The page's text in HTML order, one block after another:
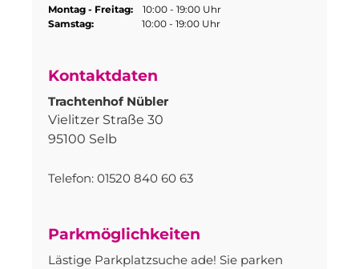
Montag - Freitag: 10:00 - 19:00 Uhr
Samstag: 10:00 - 19:00 Uhr
Kontaktdaten
Trachtenhof Nübler
Vielitzer Straße 30
95100 Selb
Telefon: 01520 840 60 63
Parkmöglichkeiten
Lästige Parkplatzsuche ade! Sie parken